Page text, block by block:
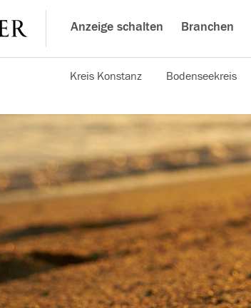
Anzeige schalten Branchen
Kreis Konstanz Bodenseekreis